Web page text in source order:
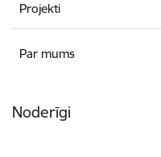
Projekti
Par mums
Noderīgi